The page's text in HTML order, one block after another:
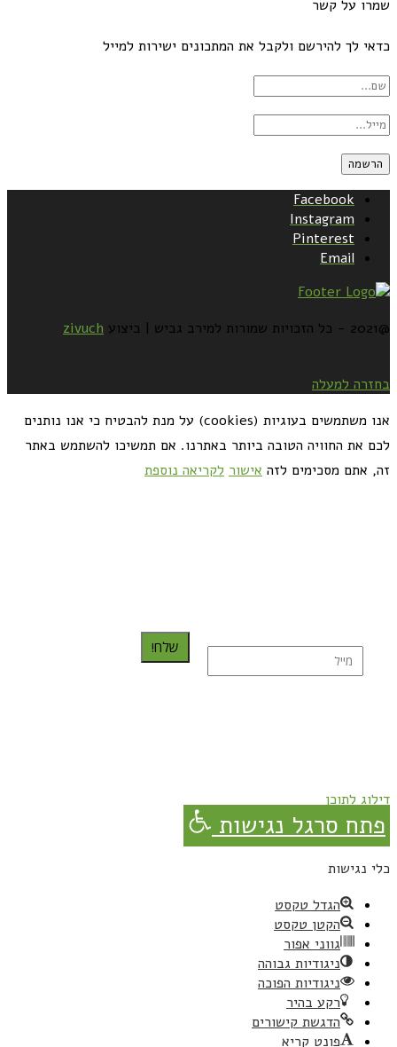
שמרו על קשר
כדאי לך להירשם ולקבל את המתכונים ישירות למייל
Facebook
Instagram
Pinterest
Email
@2021 - כל הזכויות שמורות למירב גביש | ביצוע zivuch
בחזרה למעלה
אנו משתמשים בעוגיות (cookies) על מנת להבטיח כי אנו נותנים
לכם את החוויה הטובה ביותר באתרנו. אם תמשיכו להשתמש באתר
זה, אתם מסכימים לזה אישור לקריאה נוספת
שלח!
דילוג לתוכן
פתח סרגל נגישות
כלי נגישות
הגדל טקסט
הקטן טקסט
גווני אפור
ניגודיות גבוהה
ניגודיות הפוכה
רקע בהיר
הדגשת קישורים
פונט קריא